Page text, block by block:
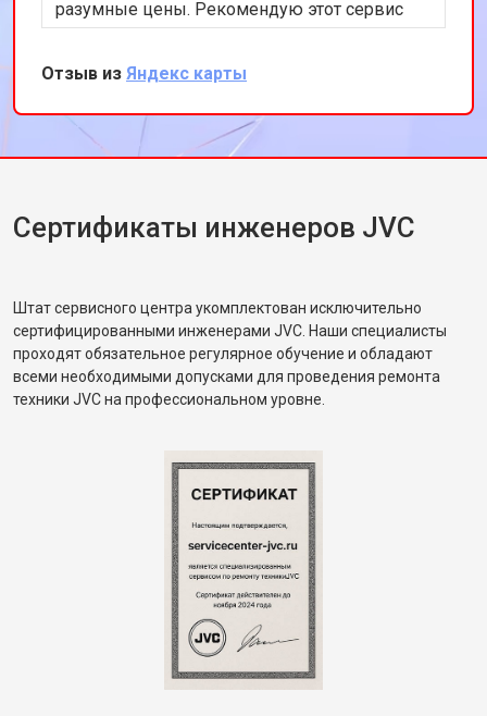
разумные цены. Рекомендую этот сервис
всем, кто ищет надежный ремонт
аудиотехники.
Отзыв из Яндекс карты
Сертификаты инженеров JVC
Штат сервисного центра укомплектован исключительно
сертифицированными инженерами JVC. Наши специалисты
проходят обязательное регулярное обучение и обладают
всеми необходимыми допусками для проведения ремонта
техники JVC на профессиональном уровне.